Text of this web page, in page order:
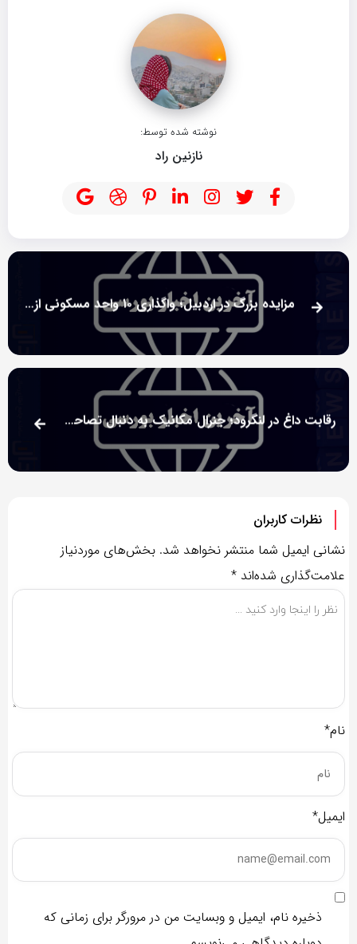
نوشته شده توسط:
نازنین راد
مزایده بزرگ در اردبیل؛ واگذاری ۱۰ واحد مسکونی از پروژه آرتا توسط سرمایه‌گذاری توسعه و عمران!
رقابت داغ در لنگرود؛ جنرال مکانیک به دنبال تصاحب پروژه میلیاردی!
نظرات کاربران
نشانی ایمیل شما منتشر نخواهد شد. بخش‌های موردنیاز
علامت‌گذاری شده‌اند *
نام*
ایمیل*
ذخیره نام، ایمیل و وبسایت من در مرورگر برای زمانی که